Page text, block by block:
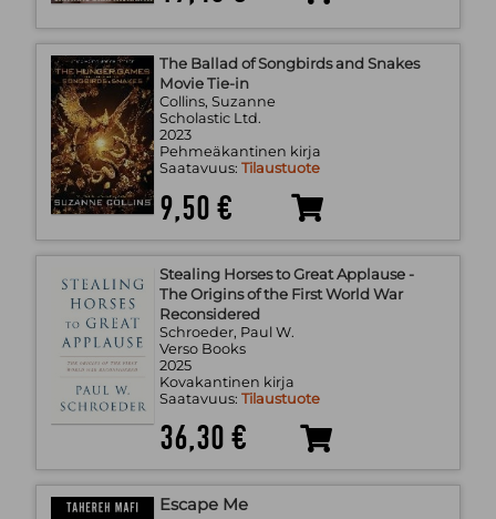
The Ballad of Songbirds and Snakes
Movie Tie-in
Collins, Suzanne
Scholastic Ltd.
2023
Pehmeäkantinen kirja
Saatavuus: Tilaustuote
9,50 €
Stealing Horses to Great Applause -
The Origins of the First World War
Reconsidered
Schroeder, Paul W.
Verso Books
2025
Kovakantinen kirja
Saatavuus: Tilaustuote
36,30 €
Escape Me